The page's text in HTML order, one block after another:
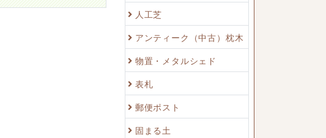
人工芝
アンティーク（中古）枕木
物置・メタルシェド
表札
郵便ポスト
固まる土